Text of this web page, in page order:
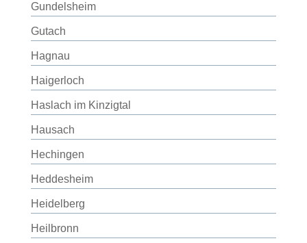
Gundelsheim
Gutach
Hagnau
Haigerloch
Haslach im Kinzigtal
Hausach
Hechingen
Heddesheim
Heidelberg
Heilbronn